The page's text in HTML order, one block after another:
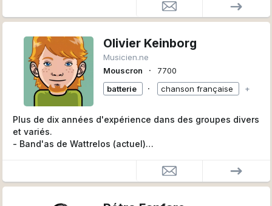
Olivier Keinborg
Musicien.ne
Mouscron
∙
7700
batterie
∙ chanson française +
Plus de dix années d'expérience dans des groupes divers
et variés.
- Band'as de Wattrelos (actuel)
- Rosa de Vento (actuel)